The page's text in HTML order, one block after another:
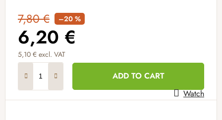
7,80 € –20 %
6,20 €
5,10 € excl. VAT
ADD TO CART
Watch